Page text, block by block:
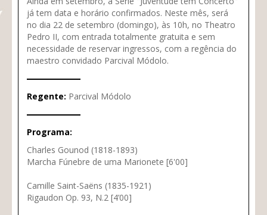
já tem data e horário confirmados. Neste mês, será
no dia 22 de setembro (domingo), às 10h, no Theatro
Pedro II, com entrada totalmente gratuita e sem
necessidade de reservar ingressos, com a regência do
maestro convidado Parcival Módolo.
Regente: Parcival Módolo
Programa:
Charles Gounod (1818-1893)
Marcha Fúnebre de uma Marionete [6'00]
Camille Saint-Saëns (1835-1921)
Rigaudon Op. 93, N.2 [4’00]